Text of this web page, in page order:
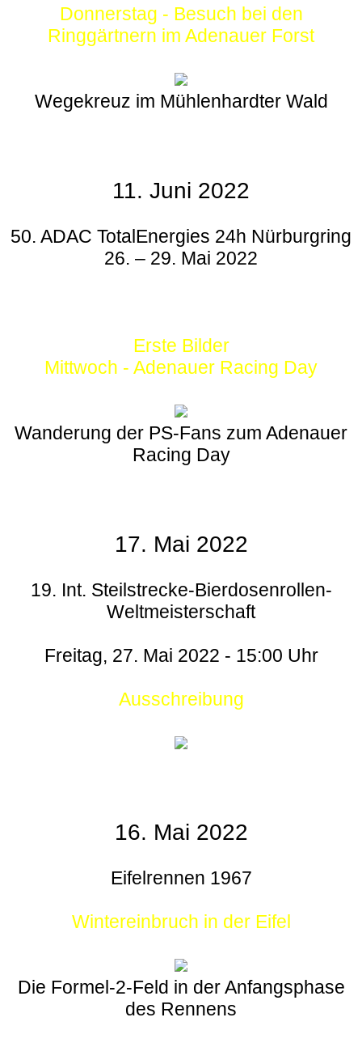
Donnerstag - Besuch bei den
Ringgärtnern im Adenauer Forst
Wegekreuz im Mühlenhardter Wald
11. Juni 2022
50. ADAC TotalEnergies 24h Nürburgring
26. – 29. Mai 2022
Erste Bilder
Mittwoch - Adenauer Racing Day
Wanderung der PS-Fans zum Adenauer
Racing Day
17. Mai 2022
19. Int. Steilstrecke-Bierdosenrollen-
Weltmeisterschaft
Freitag, 27. Mai 2022 - 15:00 Uhr
Ausschreibung
16. Mai 2022
Eifelrennen 1967
Wintereinbruch in der Eifel
Die Formel-2-Feld in der Anfangsphase
des Rennens